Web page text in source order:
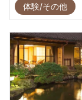
体験/その他